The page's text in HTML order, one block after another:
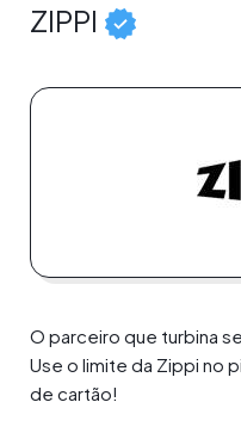
ZIPPI
O parceiro que turbina
Use o limite da Zippi no
de cartão!